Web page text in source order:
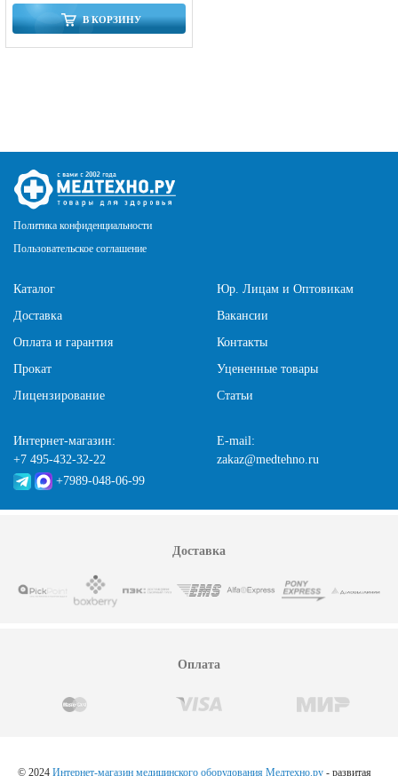
В КОРЗИНУ
Политика конфиденциальности
Пользовательское соглашение
Каталог
Доставка
Оплата и гарантия
Прокат
Лицензирование
Юр. Лицам и Оптовикам
Вакансии
Контакты
Уцененные товары
Статьи
Интернет-магазин:
+7 495-432-32-22
+7989-048-06-99
E-mail:
zakaz@medtehno.ru
Доставка
Оплата
© 2024 Интернет-магазин медицинского оборудования Медтехно.ру - развитая